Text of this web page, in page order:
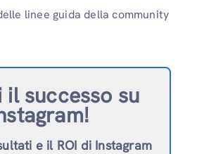
linee guida della community
il successo su
e il ROI di Instagram